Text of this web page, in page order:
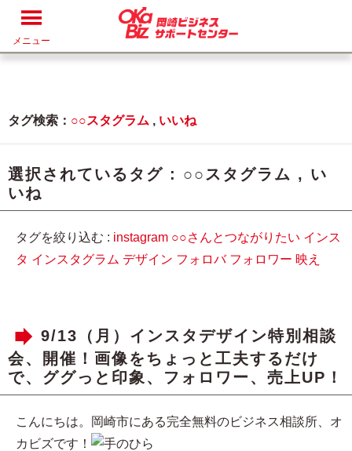
メニュー
タグ検索： ○○スタグラム , いいね
選択されているタグ : ○○スタグラム , い
いね
タグを絞り込む : instagram ○○さんとつながりたい インス
タ インスタグラム デザイン フォロバ フォロワー 映え
9/13（月）インスタデザイン特別相談
会、開催！画像をちょっと工夫するだけ
で、ググっと印象、フォロワー、売上UP！
こんにちは。岡崎市にある完全無料のビジネス相談所、オ
カビズです！